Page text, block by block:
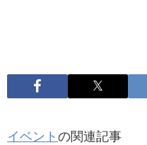
イベント の関連記事